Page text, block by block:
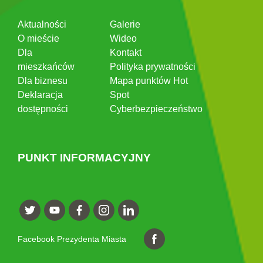
Aktualności
O mieście
Dla
mieszkańców
Dla biznesu
Deklaracja
dostępności
Galerie
Wideo
Kontakt
Polityka prywatności
Mapa punktów Hot
Spot
Cyberbezpieczeństwo
PUNKT INFORMACYJNY
Facebook Prezydenta Miasta